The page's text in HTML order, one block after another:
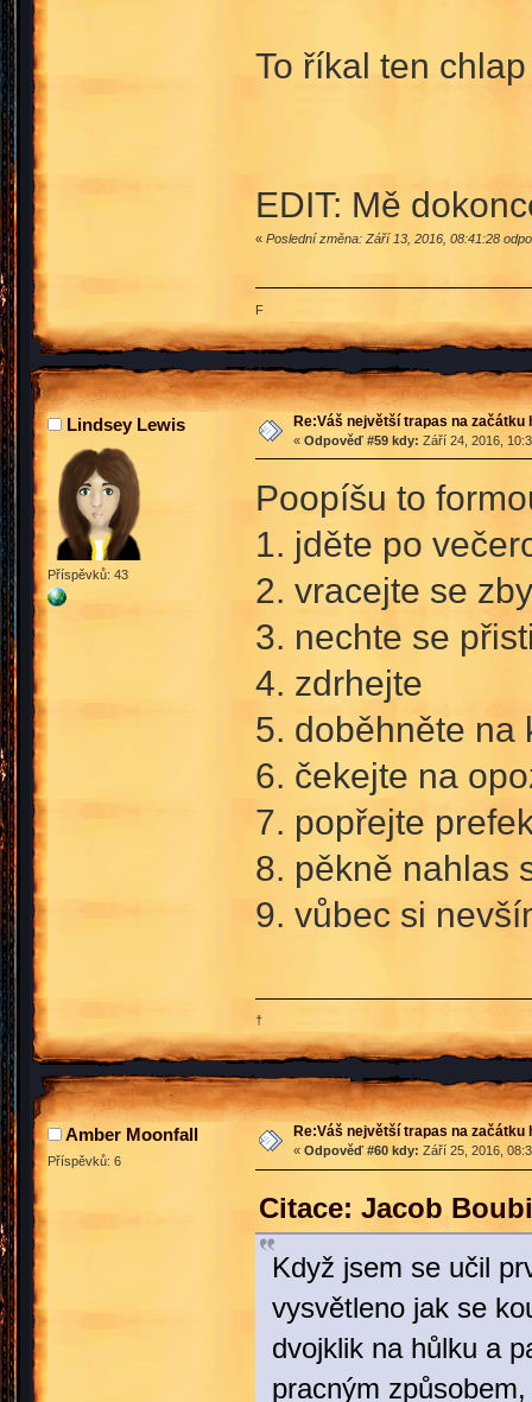
To říkal ten
EDIT: Mě
« Poslední změna: Září 13, 2016, 08:41:28
F
Lindsey Lewis
Příspěvků: 43
Re:Váš největší trapas na začátku
« Odpověď #59 kdy: Září 24, 2016,
Poopíšu to
1. jděte po
2. vracejte se
3. nechte se
4. zdrhejte
5. doběhněte na
6. čekejte na
7. popřejte
8. pěkně nahlas
9. vůbec si
†
Amber Moonfall
Příspěvků: 6
Re:Váš největší trapas na začátku
« Odpověď #60 kdy: Září 25, 2016,
Citace: Jacob
Když jsem se učil
vysvětleno jak se
dvojklik na hůlku a
pracným